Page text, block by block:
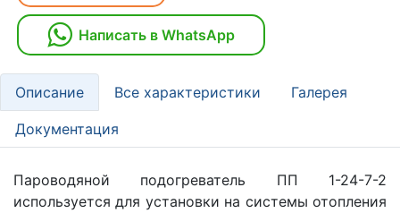
Написать в WhatsApp
Описание Все характеристики Галерея
Документация
Пароводяной подогреватель ПП 1-24-7-2
используется для установки на системы отопления